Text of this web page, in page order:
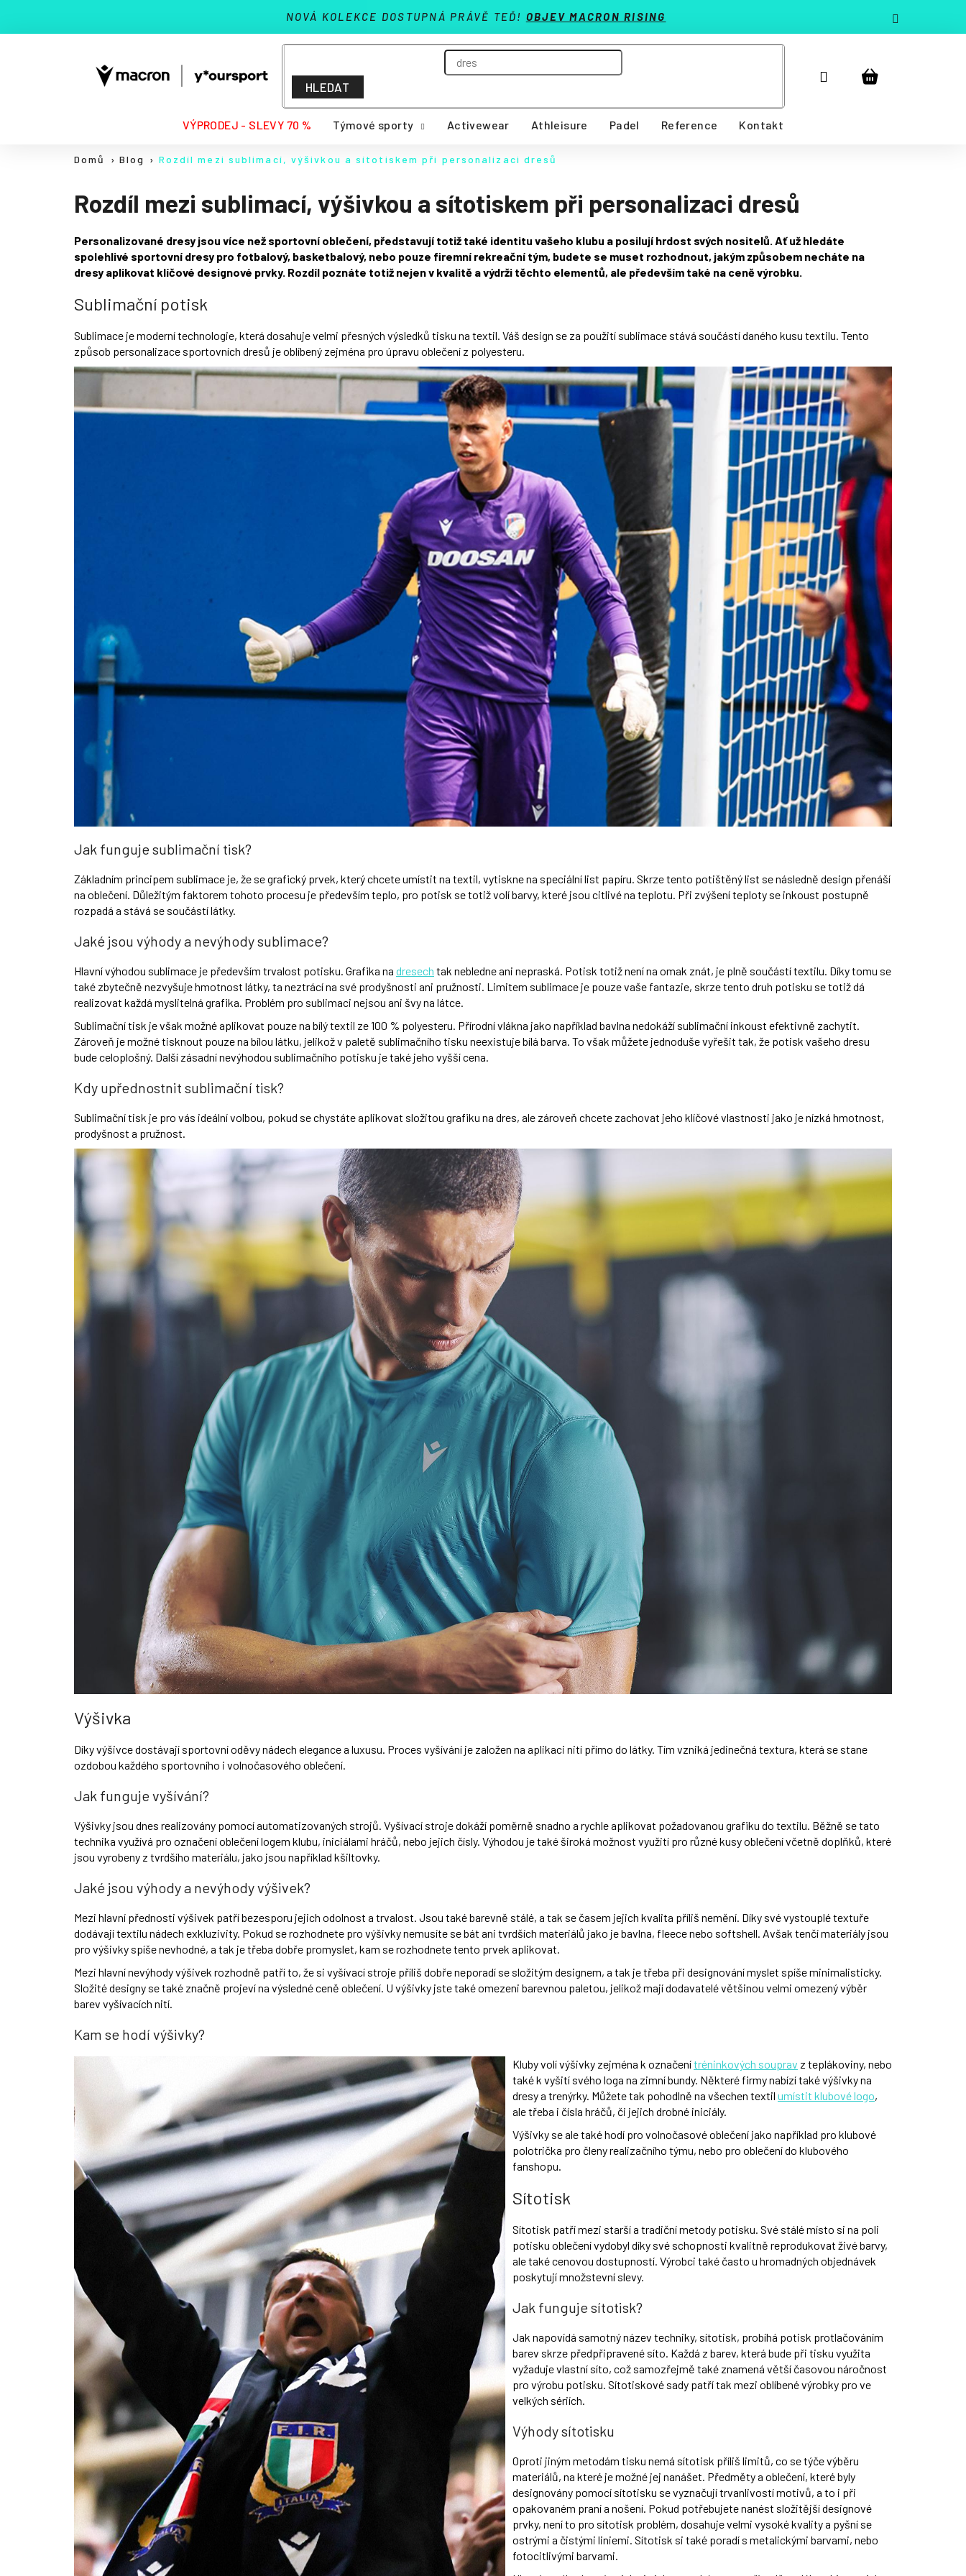
obsah
NOVÁ KOLEKCE DOSTUPNÁ PRÁVĚ TEĎ! OBJEV MACRON RISING
HLEDAT
PřihlášeníNákupní
VÝPRODEJ - SLEVY 70 % Týmové sporty Activewear Athleisure Padel Reference Kontakt
Domů Blog Rozdíl mezi sublimací, výšivkou a sítotiskem při personalizaci dresů
Rozdíl mezi sublimací, výšivkou a sítotiskem při personalizaci dresů
Personalizované dresy jsou více než sportovní oblečení, představují totiž také identitu vašeho klubu a posilují hrdost svých nositelů. Ať už hledáte
spolehlivé sportovní dresy pro fotbalový, basketbalový, nebo pouze firemní rekreační tým, budete se muset rozhodnout, jakým způsobem necháte na
dresy aplikovat klíčové designové prvky. Rozdíl poznáte totiž nejen v kvalitě a výdrži těchto elementů, ale především také na ceně výrobku.
Sublimační potisk
Sublimace je moderní technologie, která dosahuje velmi přesných výsledků tisku na textil. Váš design se za použití sublimace stává součástí daného kusu textilu. Tento
způsob personalizace sportovních dresů je oblíbený zejména pro úpravu oblečení z polyesteru.
Jak funguje sublimační tisk?
Základním principem sublimace je, že se grafický prvek, který chcete umístit na textil, vytiskne na speciální list papíru. Skrze tento potištěný list se následně design přenáší
na oblečení. Důležitým faktorem tohoto procesu je především teplo, pro potisk se totiž volí barvy, které jsou citlivé na teplotu. Při zvýšení teploty se inkoust postupně
rozpadá a stává se součástí látky.
Jaké jsou výhody a nevýhody sublimace?
Hlavní výhodou sublimace je především trvalost potisku. Grafika na dresech tak nebledne ani nepraská. Potisk totiž není na omak znát, je plně součástí textilu. Díky tomu se
také zbytečně nezvyšuje hmotnost látky, ta neztrácí na své prodyšnosti ani pružnosti. Limitem sublimace je pouze vaše fantazie, skrze tento druh potisku se totiž dá
realizovat každá myslitelná grafika. Problém pro sublimaci nejsou ani švy na látce.
Sublimační tisk je však možné aplikovat pouze na bílý textil ze 100 % polyesteru. Přírodní vlákna jako například bavlna nedokáží sublimační inkoust efektivně zachytit.
Zároveň je možné tisknout pouze na bílou látku, jelikož v paletě sublimačního tisku neexistuje bílá barva. To však můžete jednoduše vyřešit tak, že potisk vašeho dresu
bude celoplošný. Další zásadní nevýhodou sublimačního potisku je také jeho vyšší cena.
Kdy upřednostnit sublimační tisk?
Sublimační tisk je pro vás ideální volbou, pokud se chystáte aplikovat složitou grafiku na dres, ale zároveň chcete zachovat jeho klíčové vlastnosti jako je nízká hmotnost,
prodyšnost a pružnost.
Výšivka
Díky výšivce dostávají sportovní oděvy nádech elegance a luxusu. Proces vyšívání je založen na aplikaci nití přímo do látky. Tím vzniká jedinečná textura, která se stane
ozdobou každého sportovního i volnočasového oblečení.
Jak funguje vyšívání?
Výšivky jsou dnes realizovány pomocí automatizovaných strojů. Vyšívací stroje dokáží poměrně snadno a rychle aplikovat požadovanou grafiku do textilu. Běžně se tato
technika využívá pro označení oblečení logem klubu, iniciálami hráčů, nebo jejich čísly. Výhodou je také široká možnost využití pro různé kusy oblečení včetně doplňků, které
jsou vyrobeny z tvrdšího materiálu, jako jsou například kšiltovky.
Jaké jsou výhody a nevýhody výšivek?
Mezi hlavní přednosti výšivek patří bezesporu jejich odolnost a trvalost. Jsou také barevně stálé, a tak se časem jejich kvalita příliš nemění. Díky své vystouplé textuře
dodávají textilu nádech exkluzivity. Pokud se rozhodnete pro výšivky nemusíte se bát ani tvrdších materiálů jako je bavlna, fleece nebo softshell. Avšak tenčí materiály jsou
pro výšivky spíše nevhodné, a tak je třeba dobře promyslet, kam se rozhodnete tento prvek aplikovat.
Mezi hlavní nevýhody výšivek rozhodně patří to, že si vyšívací stroje příliš dobře neporadí se složitým designem, a tak je třeba při designování myslet spíše minimalisticky.
Složité designy se také značně projeví na výsledné ceně oblečení. U výšivky jste také omezeni barevnou paletou, jelikož mají dodavatelé většinou velmi omezený výběr
barev vyšívacích nití.
Kam se hodí výšivky?
Kluby volí výšivky zejména k označenítréninkových souprav z teplákoviny, nebo
také k vyšití svého loga na zimní bundy. Některé firmy nabízí také výšivky na
dresy a trenýrky. Můžete tak pohodlně na všechen textil umístit klubové logo,
ale třeba i čísla hráčů, či jejich drobné iniciály.
Výšivky se ale také hodí pro volnočasové oblečení jako například pro klubové
polotrička pro členy realizačního týmu, nebo pro oblečení do klubového
fanshopu.
Sítotisk
Sítotisk patří mezi starší a tradiční metody potisku. Své stálé místo si na poli
potisku oblečení vydobyl díky své schopnosti kvalitně reprodukovat živé barvy,
ale také cenovou dostupností. Výrobci také často u hromadných objednávek
poskytují množstevní slevy.
Jak funguje sítotisk?
Jak napovídá samotný název techniky, sítotisk, probíhá potisk protlačováním
barev skrze předpřipravené síto. Každá z barev, která bude při tisku využita
vyžaduje vlastní síto, což samozřejmě také znamená větší časovou náročnost
pro výrobu potisku. Sítotiskové sady patří tak mezi oblíbené výrobky pro ve
velkých sériích.
Výhody sítotisku
Oproti jiným metodám tisku nemá sítotisk příliš limitů, co se týče výběru
materiálů, na které je možné jej nanášet. Předměty a oblečení, které byly
designovány pomocí sítotisku se vyznačují trvanlivostí motivů, a to i při
opakovaném praní a nošení. Pokud potřebujete nanést složitější designové
prvky, není to pro sítotisk problém, dosahuje velmi vysoké kvality a pyšní se
ostrými a čistými liniemi. Sítotisk si také poradí s metalickými barvami, nebo
fotocitlivými barvami.
Zpět
Zpět